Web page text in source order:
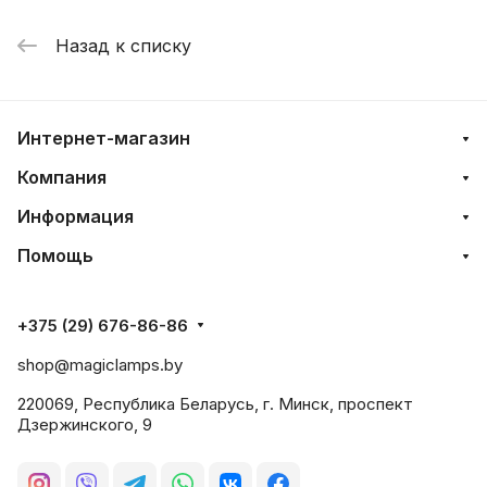
Назад к списку
Интернет-магазин
Компания
Информация
Помощь
+375 (29) 676-86-86
shop@magiclamps.by
220069, Республика Беларусь, г. Минск, проспект
Дзержинского, 9